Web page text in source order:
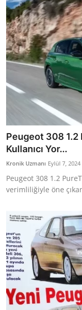
Kiralama & Filo
Sürüş & Güvenlik
Lastik & Jant
Yağlar & Sıvılar
LPG & Yakıt
Elektrik & Akü
Klima & Konfor
Aydınlatma & Görüş
Şanzıman &
Dizel Sistemler
Multimedya &
Peugeot 308 1.2
Kullanıcı Yor...
Kronik Uzmanı Eylül 7, 2024
Peugeot 308 1.2
verimliliğiyle öne